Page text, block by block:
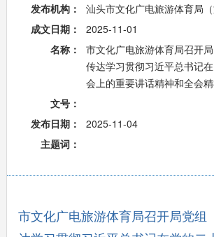
发布机构：
汕头市文化广电旅游体育局（
成文日期：
2025-11-01
名称：
市文化广电旅游体育局召开
传达学习贯彻习近平总书记
会上的重要讲话精神和全会
文号：
发布日期：
2025-11-04
主题词：
市文化广电旅游体育局召开局党组